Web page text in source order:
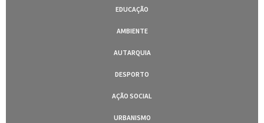
EDUCAÇÃO
AMBIENTE
AUTARQUIA
DESPORTO
AÇÃO SOCIAL
URBANISMO